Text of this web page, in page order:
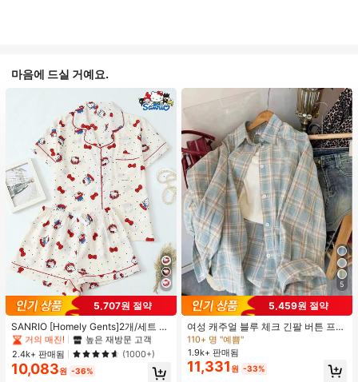
마음에 드실 거예요.
5,707원 절약
SANRIO [Homely Gents]2개/세트 여
성 프린트 라펠 반팔 버튼 포켓 상의
및 보우 반바지 잠옷 세트, 캐주얼 홈
웨어, 봄/여름에 적합
#1 TOP 3위
프라이드 월 여성 파자마 세트
거의 매진!
높은 재방문 고객
#1 TOP 3위
프라이드 월 여성 파자마 세트
거의 매진!
높은 재방문 고객
#1 TOP 3위
프라이드 월 여성 파자마 세트
거의 매진!
높은 재방문 고객
#1 TOP 3위
2.4k+ 판매됨 (1000+)
10,083원 -36%
5
5,459원 절약
여성 캐주얼 블루 체크 긴팔 버튼 프론
트 폴리에스터 셔츠, 레귤러 핏, 봄 의
류, 편안한 스타일
#1 TOP 3위 헐렁한 여성 블라우스
110+ 명 "예쁨"
#1 TOP 3위 헐렁한 여성 블라우스
110+ 명 "예쁨"
#1 TOP 3위 헐렁한 여성 블라우스
110+ 명 "예쁨"
#1 TOP 3위
헐렁한 여성 블라우스
1.9k+ 판매됨
11,331 원 -33%